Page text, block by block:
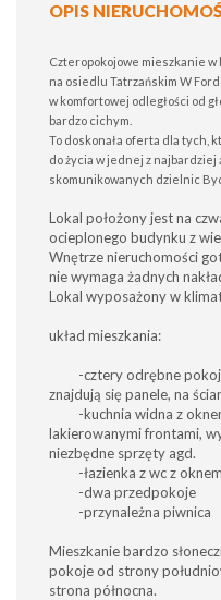
OPIS
Czteropokojowe mieszkanie
na osiedlu Tatrzańskim W
w komfortowej odległości od
bardzo cichym.
To doskonała oferta dla tych,
do życia w jednej z
skomunikowanych dzielnic
Lokal położony jest na
ocieplonego budynku z
Wnętrze nieruchomości
nie wymaga żadnych
Lokal wyposażony w
układ mieszkania:
-cztery odrębne
znajdują się panele, na
-kuchnia widna z
lakierowanymi
niezbędne sprzęty agd.
-łazienka z wc z
-dwa przedpokoje
-przynależna piwnica
Mieszkanie bardzo
pokoje od strony
strona północna.